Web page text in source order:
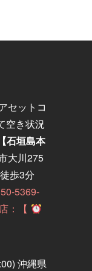
セットコ
空き状況
石垣島本
大川275
歩3分
5369-
：【
沖縄県